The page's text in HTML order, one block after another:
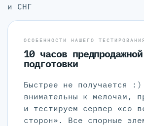
и СНГ
ОСОБЕННОСТИ НАШЕГО ТЕСТИРОВАНИЯ
10 часов предпродажной
подготовки
Быстрее не получается
внимательны к мелочам,
и тестируем сервер «со
сторон». Все спорные